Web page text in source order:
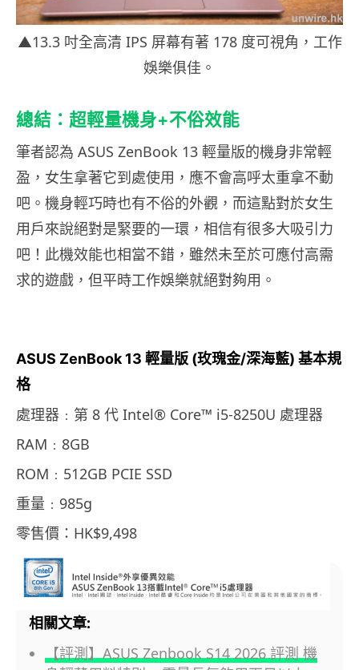
▲13.3 吋全高清 IPS 屏幕有著 178 度可視角，工作
娛樂俱佳。
總結：超輕量機身+不俗效能
筆者認為 ASUS ZenBook 13 輕量版的機身非常輕
盈，女生拿著它到處使用，應不會高呼太重拿不動
吧。機身輕巧時也有不俗的外觀，而這點對於女生
用戶來說絕對是緊要的一環，相信有很多大吸引力
吧！此機效能也相當不錯，雖然未至於可應付高需
求的遊戲，但平時工作娛樂就絕對夠用。
ASUS ZenBook 13 輕量版 (玫瑰金/深海藍) 基本規
格
處理器﹕第 8 代 Intel® Core™ i5-8250U 處理器
RAM﹕8GB
ROM﹕512GB PCIE SSD
重量﹕985g
零售價：HK$9,498
相關文章:
【評測】ASUS Zenbook S14 2026 評測 機